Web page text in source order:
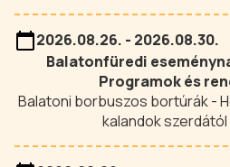
2026.08.26. - 2026.08.30.
Balatonfüredi
Programok és
Balatoni borbuszos bortúrák -
kalandok